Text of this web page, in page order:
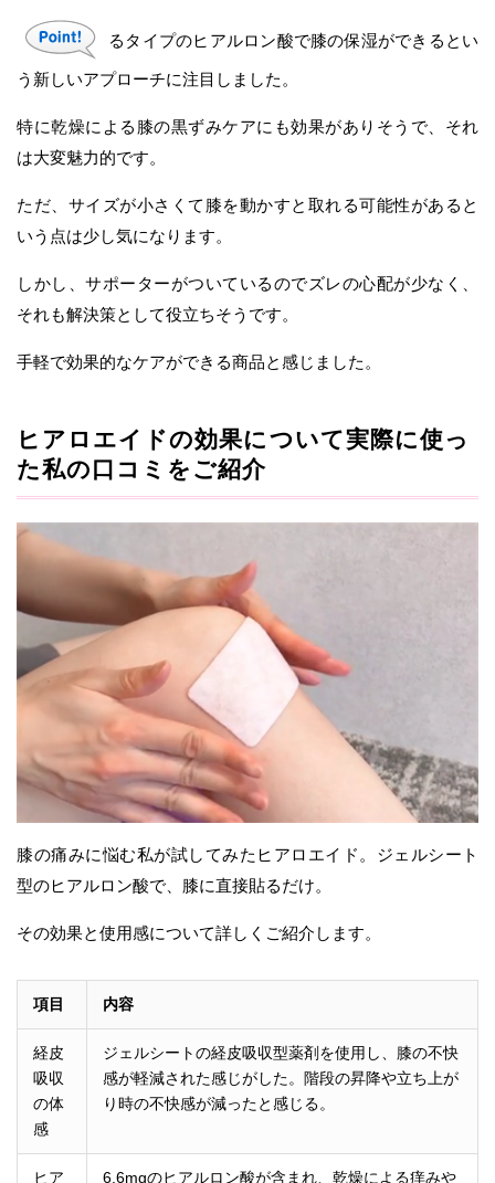
るタイプのヒアルロン酸で膝の保湿ができるとい
う新しいアプローチに注目しました。
特に乾燥による膝の黒ずみケアにも効果がありそうで、それ
は大変魅力的です。
ただ、サイズが小さくて膝を動かすと取れる可能性があると
いう点は少し気になります。
しかし、サポーターがついているのでズレの心配が少なく、
それも解決策として役立ちそうです。
手軽で効果的なケアができる商品と感じました。
ヒアロエイドの効果について実際に使っ
た私の口コミをご紹介
膝の痛みに悩む私が試してみたヒアロエイド。ジェルシート
型のヒアルロン酸で、膝に直接貼るだけ。
その効果と使用感について詳しくご紹介します。
項目 内容
経皮
吸収
の体
感
ジェルシートの経皮吸収型薬剤を使用し、膝の不快
感が軽減された感じがした。階段の昇降や立ち上が
り時の不快感が減ったと感じる。
ヒア
6.6mgのヒアルロン酸が含まれ、乾燥による痒みや